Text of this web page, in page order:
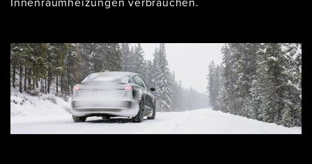
Innenraumheizungen verbrauchen.